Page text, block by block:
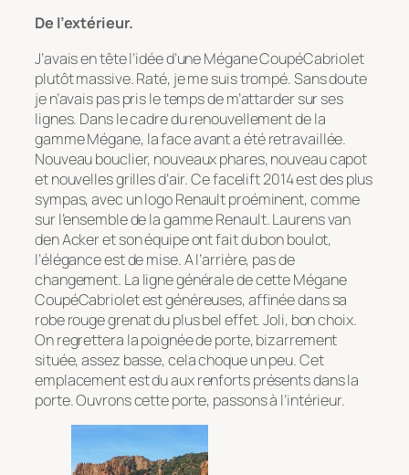
De l’extérieur.
J’avais en tête l’idée d’une Mégane CoupéCabriolet
plutôt massive. Raté, je me suis trompé. Sans doute
je n’avais pas pris le temps de m’attarder sur ses
lignes. Dans le cadre du renouvellement de la
gamme Mégane, la face avant a été retravaillée.
Nouveau bouclier, nouveaux phares, nouveau capot
et nouvelles grilles d’air. Ce facelift 2014 est des plus
sympas, avec un logo Renault proéminent, comme
sur l’ensemble de la gamme Renault. Laurens van
den Acker et son équipe ont fait du bon boulot,
l’élégance est de mise. A l’arrière, pas de
changement. La ligne générale de cette Mégane
CoupéCabriolet est généreuses, affinée dans sa
robe rouge grenat du plus bel effet. Joli, bon choix.
On regrettera la poignée de porte, bizarrement
située, assez basse, cela choque un peu. Cet
emplacement est du aux renforts présents dans la
porte. Ouvrons cette porte, passons à l’intérieur.